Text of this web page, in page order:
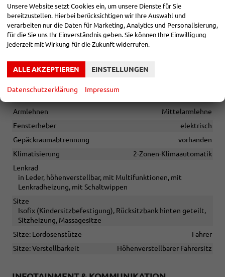
Abgaskonzept EU6e
START-STOPP-Automatik
Sonstiges
Armlehnen
Mittelarmlehne
Fensterheber
elektrisch
Gepäckraumabtrennung
vorhanden
Klimatisierung
2-Zonen-Klimaautomatik
Lenkrad
in Leder, höhenverstellbar, mit Multifunktionen, mit
Lenkradheizung, mit Schaltwippen
Sitze
Isofix (Kindersitzbefestigung), Rücksitzbank hinten geteilt,
Sitzheizung, Massagesitze
Sitze: Lordosenstütze
Fahrer
Sitze: Verstellbarkeit
Höhenverstellbarer Fahrersitz
Unsere Website setzt Cookies ein, um unsere Dienste für Sie
bereitzustellen. Hierbei berücksichtigen wir Ihre Auswahl und
verarbeiten nur die Daten für Marketing, Analytics und Personalisierung,
für die Sie uns Ihr Einverständnis geben. Sie können Ihre Einwilligung
jederzeit mit Wirkung für die Zukunft widerrufen.
ALLE AKZEPTIEREN EINSTELLUNGEN
Datenschutzerklärung Impressum